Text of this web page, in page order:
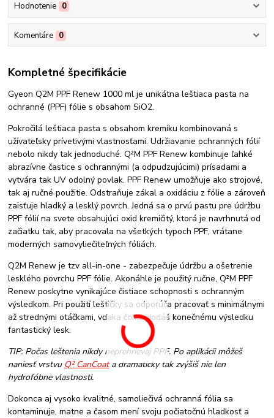
Hodnotenie 0
Komentáre 0
Kompletné špecifikácie
Gyeon Q2M PPF Renew 1000 ml je unikátna leštiaca pasta na
ochranné (PPF) fólie s obsahom SiO2.
Pokročilá leštiaca pasta s obsahom kremíku kombinovaná s
užívateľsky prívetivými vlastnosťami. Udržiavanie ochranných fólií
nebolo nikdy tak jednoduché. Q²M PPF Renew kombinuje ľahké
abrazívne častice s ochrannými (a odpudzujúcimi) prísadami a
vytvára tak UV odolný povlak. PPF Renew umožňuje ako strojové,
tak aj ručné použitie. Odstraňuje zákal a oxidáciu z fólie a zároveň
zaisťuje hladký a lesklý povrch. Jedná sa o prvú pastu pre údržbu
PPF fólií na svete obsahujúci oxid kremičitý, ktorá je navrhnutá od
začiatku tak, aby pracovala na všetkých typoch PPF, vrátane
moderných samovyliečiteľných fóliách.
Q2M Renew je tzv all-in-one - zabezpečuje údržbu a ošetrenie
lesklého povrchu PPF fólie. Akonáhle je použitý ručne, Q²M PPF
Renew poskytne vynikajúce čistiace schopnosti s ochranným
výsledkom. Pri použití leštičky sa odporúča pracovať s minimálnymi
až strednými otáčkami, vďaka čomu dodáš konečnému výsledku
fantastický lesk.
TIP: Počas leštenia nikdy neprehrievaj PPF. Po aplikácii môžeš
naniesť vrstvu Q² CanCoata dramaticky tak zvýšiš nie len
hydrofóbne vlastnosti.
Dokonca aj vysoko kvalitné, samoliečivá ochranná fólia sa
kontaminuje, matne a časom mení svoju počiatočnú hladkosť a